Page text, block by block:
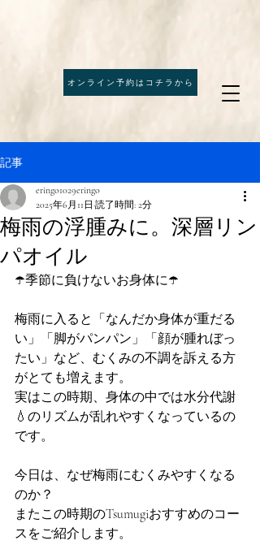
オンライン予約はコチラから
記事
梅雨の浮腫みに。深層リン
パオイル
eringo1029eringo
2025年6月11日 読了時間: 2分
☂️季節に負けないお身体に☂️
梅雨に入ると「なんだか身体が重だる
い」「脚がパンパン」「顔が腫れぼっ
たい」など、むくみの不調を訴える方
がとても増えます。
実はこの時期、身体の中では水分代謝
💧のリズムが乱れやすくなっているの
です。
今日は、なぜ梅雨にむくみやすくなる
のか？
またこの時期のTsumugiおすすめのコー
スをご紹介します。